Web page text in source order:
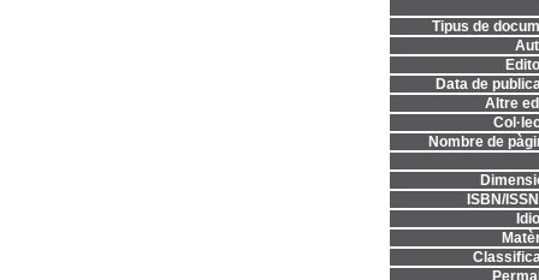
Tipus de
Data de
Altre
Nombre de
ISBN/